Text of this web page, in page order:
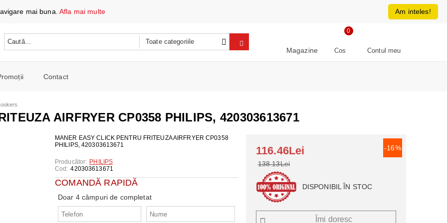
RON
Magazine Cos
0
Contul meu
ȘI ÎNCĂRCARE
TELEFOANE ȘI TABLETE
PORTABILI
ȘI CAFETIERE
COMBINE FRIGORIFICE
spalat si Uscatoare
și video
și combine
de călcat
microunde
Contact
AIRFRYER CP0358 PHILIPS, 420303613671
MANER EASY CLICK PENTRU FRITEUZA AIRFRYER CP0358
PHILIPS, 420303613671
Producător: PHILIPS
Cod: 420303613671
COMANDĂ RAPIDĂ
Doar 4 câmpuri de completat
-16%
116.46Lei
138.13Lei
DISPONIBIL ÎN STOC
Îmi doresc
Am inteles!
mai buna.Afla mai multe